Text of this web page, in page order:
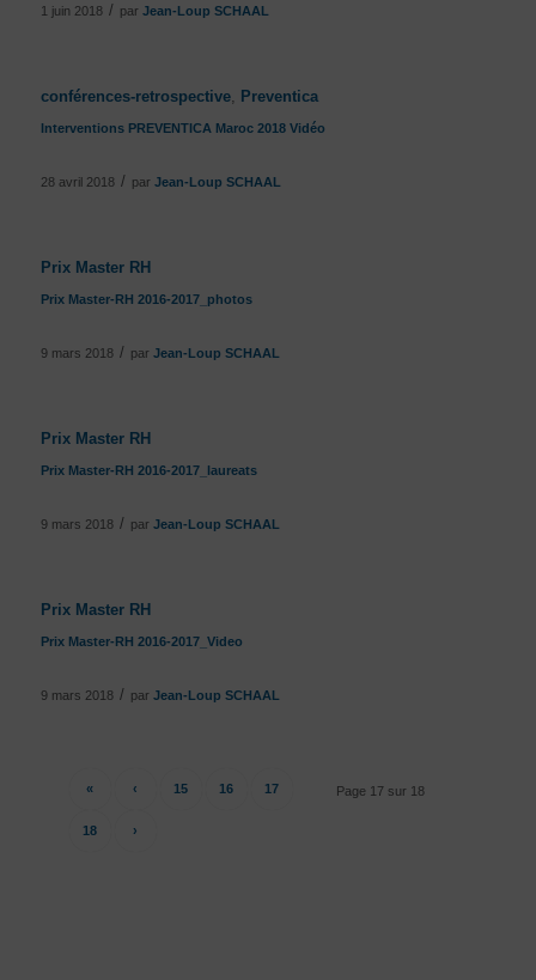
1 juin 2018 / par Jean-Loup SCHAAL
conférences-retrospective, Preventica
Interventions PREVENTICA Maroc 2018 Vidéo
28 avril 2018 / par Jean-Loup SCHAAL
Prix Master RH
Prix Master-RH 2016-2017_photos
9 mars 2018 / par Jean-Loup SCHAAL
Prix Master RH
Prix Master-RH 2016-2017_laureats
9 mars 2018 / par Jean-Loup SCHAAL
Prix Master RH
Prix Master-RH 2016-2017_Video
9 mars 2018 / par Jean-Loup SCHAAL
Page 17 sur 18
« ‹ 15 16 17
18 ›